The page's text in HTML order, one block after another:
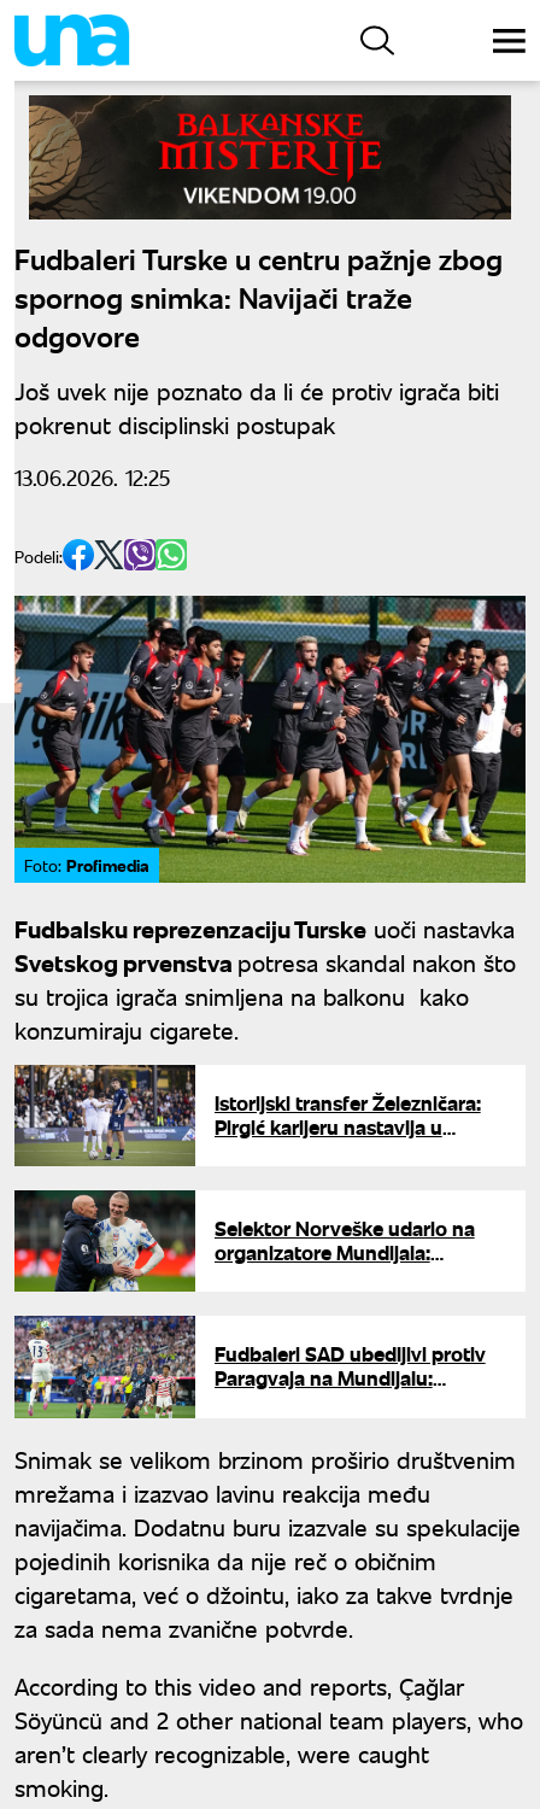
Fudbaleri Turske u centru pažnje zbog
spornog snimka: Navijači traže
odgovore
Još uvek nije poznato da li će protiv igrača biti
pokrenut disciplinski postupak
13.06.2026. 12:25
Podeli:
Foto: Profimedia
Fudbalsku reprezenzaciju Turske uoči nastavka
Svetskog prvenstva potresa skandal nakon što
su trojica igrača snimljena na balkonu kako
konzumiraju cigarete.
Istorijski transfer Železničara:
Pirgić karijeru nastavlja u
Selektor Norveške udario na
organizatore Mundijala:
Fudbaleri SAD ubedljivi protiv
Paragvaja na Mundijalu:
Snimak se velikom brzinom proširio društvenim
mrežama i izazvao lavinu reakcija među
navijačima. Dodatnu buru izazvale su spekulacije
pojedinih korisnika da nije reč o običnim
cigaretama, već o džointu, iako za takve tvrdnje
za sada nema zvanične potvrde.
According to this video and reports, Çağlar
Söyüncü and 2 other national team players, who
aren’t clearly recognizable, were caught
smoking.